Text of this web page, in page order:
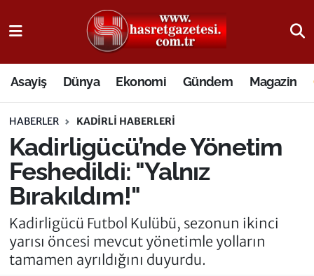
Asayiş Dünya Ekonomi Gündem Magazin
HABERLER KADIRLI HABERLERI
Kadirligücü’nde Yönetim
Feshedildi: "Yalnız
Bırakıldım!"
Kadirligücü Futbol Kulübü, sezonun ikinci
yarısı öncesi mevcut yönetimle yolların
tamamen ayrıldığını duyurdu.
Osmaniye Nöbetçi Eczaneler
Osmaniye Hava Durumu
Osmaniye Trafik Yoğunluk Haritası
Süper Lig Puan Durumu ve Fikstür
Tüm Manşetler
Son Dakika Haberleri
Haber Arşivi